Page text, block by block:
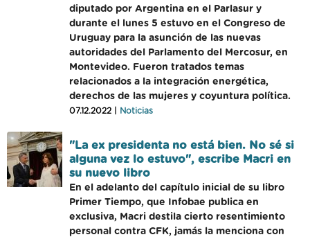
diputado por Argentina en el Parlasur y
durante el lunes 5 estuvo en el Congreso de
Uruguay para la asunción de las nuevas
autoridades del Parlamento del Mercosur, en
Montevideo. Fueron tratados temas
relacionados a la integración energética,
derechos de las mujeres y coyuntura política.
07.12.2022 | Noticias
"La ex presidenta no está bien. No sé si
alguna vez lo estuvo", escribe Macri en
su nuevo libro
En el adelanto del capítulo inicial de su libro
Primer Tiempo, que Infobae publica en
exclusiva, Macri destila cierto resentimiento
personal contra CFK, jamás la menciona con